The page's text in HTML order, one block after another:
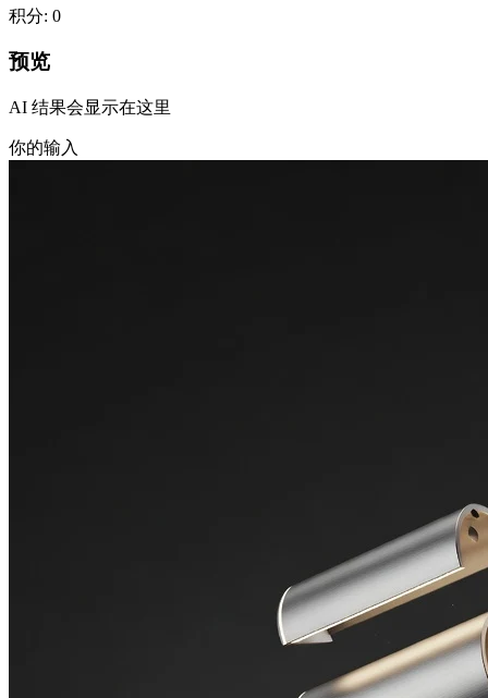
积分: 0
预览
AI 结果会显示在这里
你的输入